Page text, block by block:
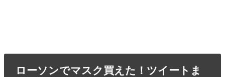
ローソンでマスク買えた！ツイートま